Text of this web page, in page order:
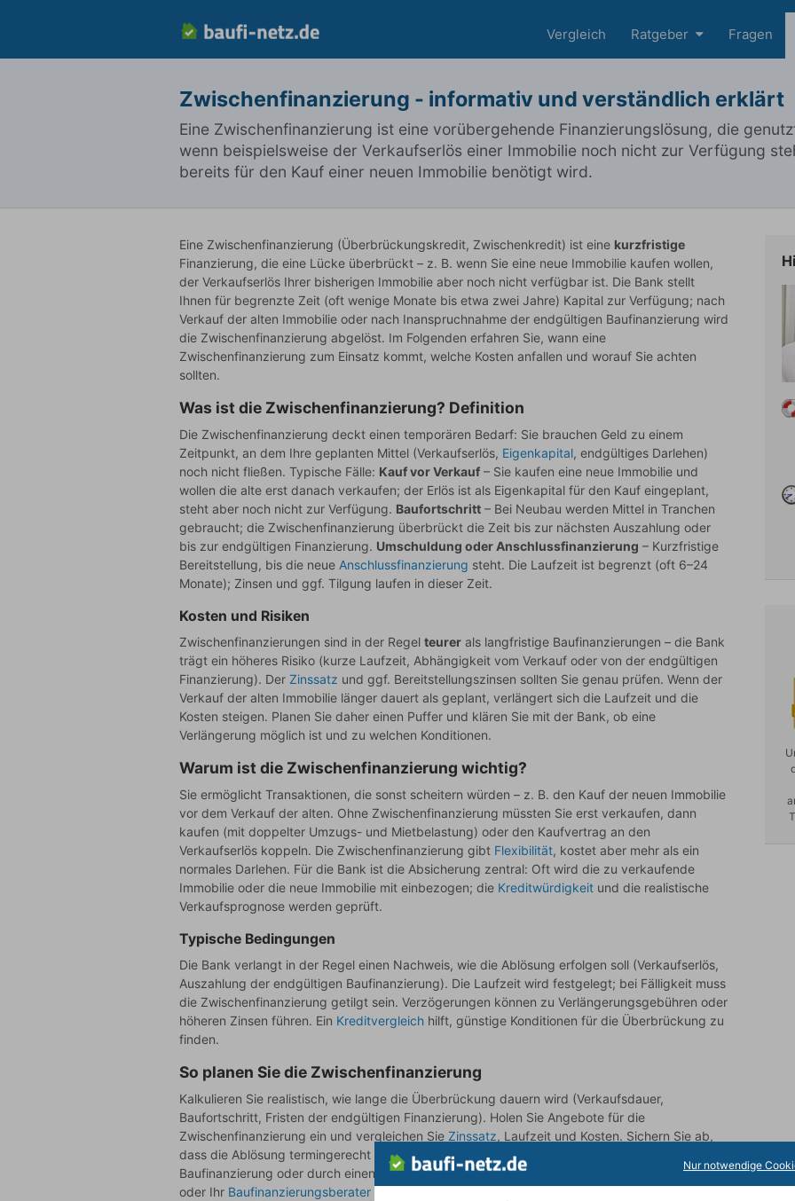
Vergleich Ratgeber Fragen
Zwischenfinanzierung - informativ und verständlich erklärt
Eine Zwischenfinanzierung ist eine vorübergehende Finanzierungslösung, die
wenn beispielsweise der Verkaufserlös einer Immobilie noch nicht zur Verfügung
bereits für den Kauf einer neuen Immobilie benötigt wird.
Eine Zwischenfinanzierung (Überbrückungskredit, Zwischenkredit) ist eine kurzfristige
Finanzierung, die eine Lücke überbrückt – z. B. wenn Sie eine neue Immobilie kaufen wollen,
der Verkaufserlös Ihrer bisherigen Immobilie aber noch nicht verfügbar ist. Die Bank stellt
Ihnen für begrenzte Zeit (oft wenige Monate bis etwa zwei Jahre) Kapital zur Verfügung; nach
Verkauf der alten Immobilie oder nach Inanspruchnahme der endgültigen Baufinanzierung wird
die Zwischenfinanzierung abgelöst. Im Folgenden erfahren Sie, wann eine
Zwischenfinanzierung zum Einsatz kommt, welche Kosten anfallen und worauf Sie achten
sollten.
Was ist die Zwischenfinanzierung? Definition
Die Zwischenfinanzierung deckt einen temporären Bedarf: Sie brauchen Geld zu einem
Zeitpunkt, an dem Ihre geplanten Mittel (Verkaufserlös, Eigenkapital, endgültiges Darlehen)
noch nicht fließen. Typische Fälle: Kauf vor Verkauf – Sie kaufen eine neue Immobilie und
wollen die alte erst danach verkaufen; der Erlös ist als Eigenkapital für den Kauf eingeplant,
steht aber noch nicht zur Verfügung. Baufortschritt – Bei Neubau werden Mittel in Tranchen
gebraucht; die Zwischenfinanzierung überbrückt die Zeit bis zur nächsten Auszahlung oder
bis zur endgültigen Finanzierung. Umschuldung oder Anschlussfinanzierung – Kurzfristige
Bereitstellung, bis die neue Anschlussfinanzierung steht. Die Laufzeit ist begrenzt (oft 6–24
Monate); Zinsen und ggf. Tilgung laufen in dieser Zeit.
Kosten und Risiken
Zwischenfinanzierungen sind in der Regel teurer als langfristige Baufinanzierungen – die Bank
trägt ein höheres Risiko (kurze Laufzeit, Abhängigkeit vom Verkauf oder von der endgültigen
Finanzierung). Der Zinssatz und ggf. Bereitstellungszinsen sollten Sie genau prüfen. Wenn der
Verkauf der alten Immobilie länger dauert als geplant, verlängert sich die Laufzeit und die
Kosten steigen. Planen Sie daher einen Puffer und klären Sie mit der Bank, ob eine
Verlängerung möglich ist und zu welchen Konditionen.
Warum ist die Zwischenfinanzierung wichtig?
Sie ermöglicht Transaktionen, die sonst scheitern würden – z. B. den Kauf der neuen Immobilie
vor dem Verkauf der alten. Ohne Zwischenfinanzierung müssten Sie erst verkaufen, dann
kaufen (mit doppelter Umzugs- und Mietbelastung) oder den Kaufvertrag an den
Verkaufserlös koppeln. Die Zwischenfinanzierung gibt Flexibilität, kostet aber mehr als ein
normales Darlehen. Für die Bank ist die Absicherung zentral: Oft wird die zu verkaufende
Immobilie oder die neue Immobilie mit einbezogen; die Kreditwürdigkeit und die realistische
Verkaufsprognose werden geprüft.
Typische Bedingungen
Die Bank verlangt in der Regel einen Nachweis, wie die Ablösung erfolgen soll (Verkaufserlös,
Auszahlung der endgültigen Baufinanzierung). Die Laufzeit wird festgelegt; bei Fälligkeit muss
die Zwischenfinanzierung getilgt sein. Verzögerungen können zu Verlängerungsgebühren oder
höheren Zinsen führen. Ein Kreditvergleich hilft, günstige Konditionen für die Überbrückung zu
finden.
So planen Sie die Zwischenfinanzierung
Kalkulieren Sie realistisch, wie lange die Überbrückung dauern wird (Verkaufsdauer,
Baufortschritt, Fristen der endgültigen Finanzierung). Holen Sie Angebote für die
Zwischenfinanzierung ein und vergleichen Sie Zinssatz, Laufzeit und Kosten. Sichern Sie ab,
dass die Ablösung termingerecht möglich ist – z. B. durch
Baufinanzierung oder durch einen realistischen Verkaufsplan. Prüfen Sie, ob Ihre Hausbank
oder Ihr Baufinanzierungsberater
Nur notwendige